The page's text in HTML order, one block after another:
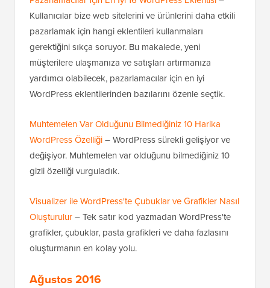
Kullanıcılar bize web sitelerini ve ürünlerini daha etkili
pazarlamak için hangi eklentileri kullanmaları
gerektiğini sıkça soruyor. Bu makalede, yeni
müşterilere ulaşmanıza ve satışları artırmanıza
yardımcı olabilecek, pazarlamacılar için en iyi
WordPress eklentilerinden bazılarını özenle seçtik.
Muhtemelen Var Olduğunu Bilmediğiniz 10 Harika
WordPress Özelliği– WordPress sürekli gelişiyor ve
değişiyor. Muhtemelen var olduğunu bilmediğiniz 10
gizli özelliği vurguladık.
Visualizer ile WordPress'te Çubuklar ve Grafikler Nasıl
Oluşturulur– Tek satır kod yazmadan WordPress'te
grafikler, çubuklar, pasta grafikleri ve daha fazlasını
oluşturmanın en kolay yolu.
Ağustos 2016